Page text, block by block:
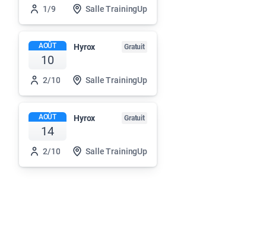
1/9 Salle TrainingUp
AOÛT
10
Hyrox Gratuit
2/10 Salle TrainingUp
AOÛT
14
Hyrox Gratuit
2/10 Salle TrainingUp